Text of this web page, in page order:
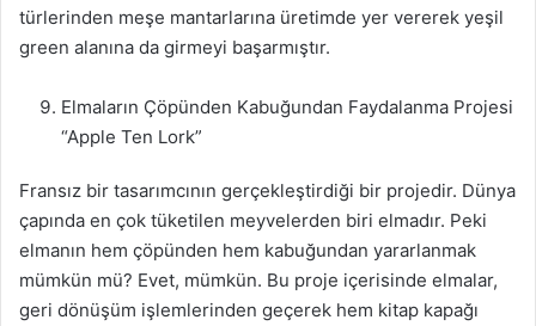
türlerinden meşe mantarlarına üretimde yer vererek yeşil
green alanına da girmeyi başarmıştır.
Elmaların Çöpünden Kabuğundan Faydalanma Projesi
“Apple Ten Lork”
Fransız bir tasarımcının gerçekleştirdiği bir projedir. Dünya
çapında en çok tüketilen meyvelerden biri elmadır. Peki
elmanın hem çöpünden hem kabuğundan yararlanmak
mümkün mü? Evet, mümkün. Bu proje içerisinde elmalar,
geri dönüşüm işlemlerinden geçerek hem kitap kapağı